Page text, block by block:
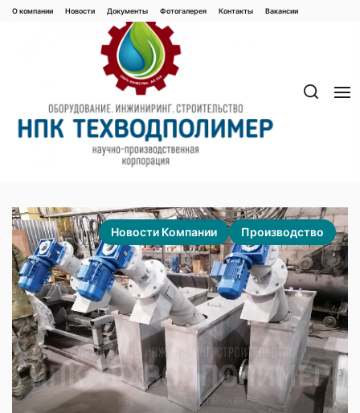
Перейти
Новости Компании Производство
О компании Новости Документы Фотогалерея Контaкты Вакaнсии